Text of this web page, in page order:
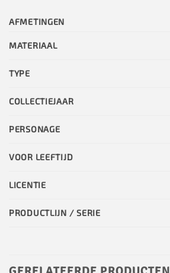
AFMETINGEN
MATERIAAL
TYPE
COLLECTIEJAAR
PERSONAGE
VOOR LEEFTIJD
LICENTIE
PRODUCTLIJN / SERIE